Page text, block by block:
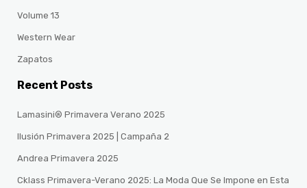
Volume 13
Western Wear
Zapatos
Recent Posts
Lamasini® Primavera Verano 2025
Ilusión Primavera 2025 | Campaña 2
Andrea Primavera 2025
Cklass Primavera-Verano 2025: La Moda Que Se Impone en Esta